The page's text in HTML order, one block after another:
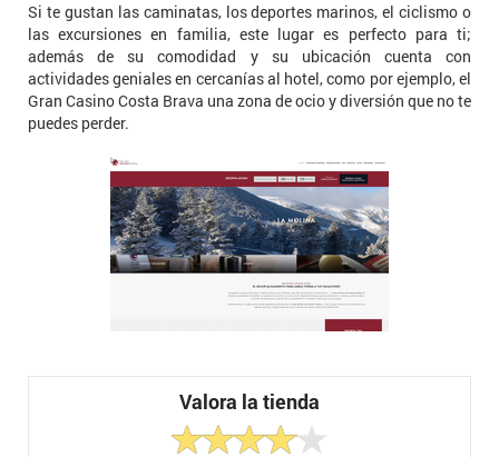
Si te gustan las caminatas, los deportes marinos, el ciclismo o
las excursiones en familia, este lugar es perfecto para ti;
además de su comodidad y su ubicación cuenta con
actividades geniales en cercanías al hotel, como por ejemplo, el
Gran Casino Costa Brava una zona de ocio y diversión que no te
puedes perder.
Valora la tienda